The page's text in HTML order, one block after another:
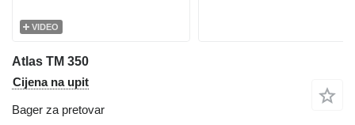
VIDEO
Atlas TM 350
Cijena na upit
Bager za pretovar